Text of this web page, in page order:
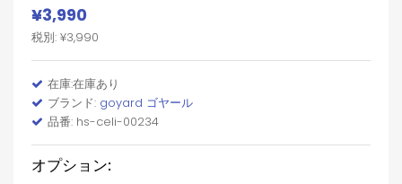
¥3,990
税別: ¥3,990
在庫:在庫あり
ブランド: goyard ゴヤール
品番: hs-celi-00234
オプション: